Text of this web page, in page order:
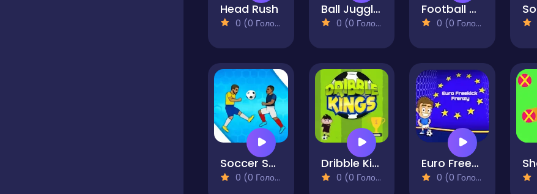
Head Rush
0 (0 Голосів)
Ball Juggling
0 (0 Голосів)
Football Superstars 2022
0 (0 Голосів)
Soccer Shoot Star
0 (0 Голосів)
Dribble Kings
0 (0 Голосів)
Euro Freekick Frenzy
0 (0 Голосів)